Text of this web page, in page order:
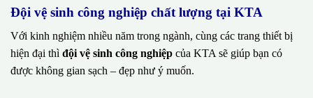
Đội vệ sinh công nghiệp chất lượng tại KTA
Với kinh nghiệm nhiều năm trong ngành, cùng các trang thiết bị
hiện đại thì đội vệ sinh công nghiệp của KTA sẽ giúp bạn có
được không gian sạch – đẹp như ý muốn.